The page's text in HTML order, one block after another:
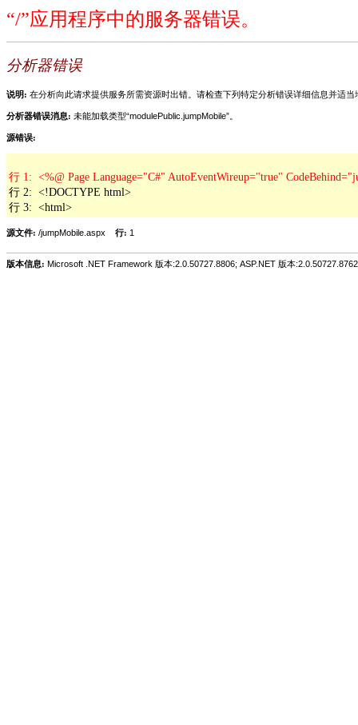
“/”应用程序中的服务器错误。
分析器错误
说明: 在分析向此请求提供服务所需资源时出错。请检查下列特定分析错误详细信息并适当
分析器错误消息: 未能加载类型“modulePublic.jumpMobile”。
源错误:
行 2:  <!DOCTYPE html>
行 3:  <html>
源文件: /jumpMobile.aspx 行: 1
版本信息: Microsoft .NET Framework 版本:2.0.50727.8806; ASP.NET 版本:2.0.50727.8762